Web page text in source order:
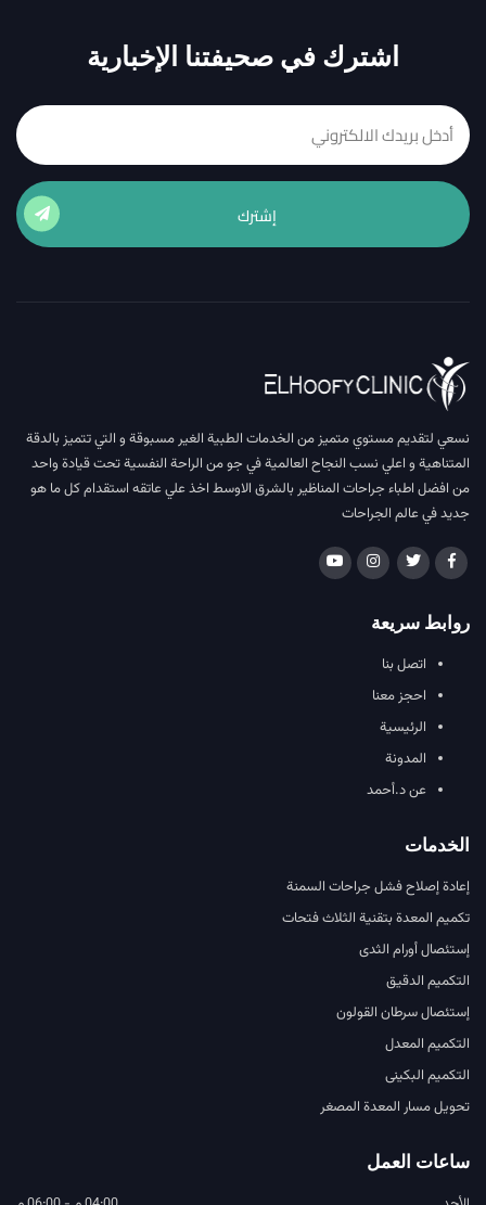
اشترك في صحيفتنا الإخبارية
إشترك
نسعي لتقديم مستوي متميز من الخدمات الطبية الغير مسبوقة و التي تتميز بالدقة
المتناهية و اعلي نسب النجاح العالمية في جو من الراحة النفسية تحت قيادة واحد
من افضل اطباء جراحات المناظير بالشرق الاوسط اخذ علي عاتقه استقدام كل ما هو
جديد في عالم الجراحات
روابط سريعة
اتصل بنا
احجز معنا
الرئيسية
المدونة
عن د.أحمد
الخدمات
إعادة إصلاح فشل جراحات السمنة
تكميم المعدة بتقنية الثلاث فتحات
إستئصال أورام الثدى
التكميم الدقيق
إستئصال سرطان القولون
التكميم المعدل
التكميم البكينى
تحويل مسار المعدة المصغر
ساعات العمل